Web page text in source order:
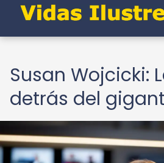
Susan Wojcicki:
detrás del